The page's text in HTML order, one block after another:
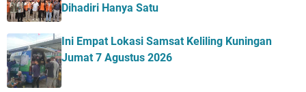
Dihadiri Hanya Satu
Ini Empat Lokasi Samsat Keliling Kuningan
Jumat 7 Agustus 2026